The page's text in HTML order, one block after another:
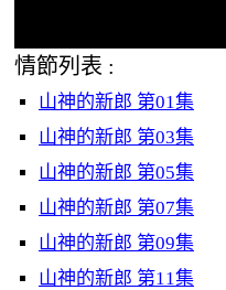
情節列表 :
山神的新郎 第01集
山神的新郎 第03集
山神的新郎 第05集
山神的新郎 第07集
山神的新郎 第09集
山神的新郎 第11集